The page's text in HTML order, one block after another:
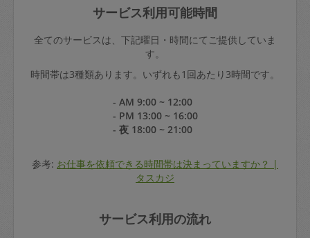
サービス利用可能時間
全てのサービスは、下記曜日・時間にてご提供していま
す。
時間帯は3種類あります。いずれも1回あたり3時間です。
- AM 9:00 ~ 12:00
- PM 13:00 ~ 16:00
- 夜 18:00 ~ 21:00
参考: お仕事を依頼できる時間帯は決まっていますか？ |
タスカジ
サービス利用の流れ